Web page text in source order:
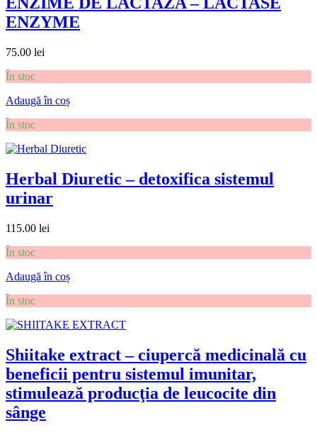
ENZYME
75.00 lei
În stoc
Adaugă în coș
În stoc
Herbal Diuretic – detoxifica sistemul
urinar
115.00 lei
În stoc
Adaugă în coș
În stoc
Shiitake extract – ciupercă medicinală cu
beneficii pentru sistemul imunitar,
stimulează producţia de leucocite din
sânge